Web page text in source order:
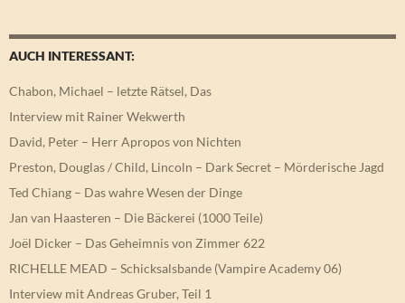
AUCH INTERESSANT:
Chabon, Michael – letzte Rätsel, Das
Interview mit Rainer Wekwerth
David, Peter – Herr Apropos von Nichten
Preston, Douglas / Child, Lincoln – Dark Secret – Mörderische Jagd
Ted Chiang – Das wahre Wesen der Dinge
Jan van Haasteren – Die Bäckerei (1000 Teile)
Joël Dicker – Das Geheimnis von Zimmer 622
RICHELLE MEAD – Schicksalsbande (Vampire Academy 06)
Interview mit Andreas Gruber, Teil 1